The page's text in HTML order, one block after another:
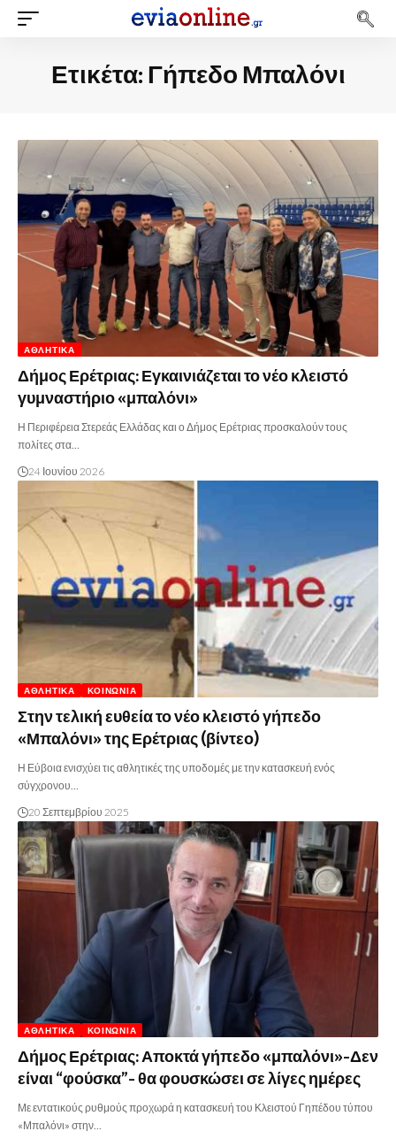
Ετικέτα: Γήπεδο Μπαλόνι
ΑΘΛΗΤΙΚΆ
Δήμος Ερέτριας: Εγκαινιάζεται το νέο κλειστό
γυμναστήριο «μπαλόνι»
Η Περιφέρεια Στερεάς Ελλάδας και ο Δήμος Ερέτριας προσκαλούν τους
πολίτες στα…
24 Ιουνίου 2026
ΑΘΛΗΤΙΚΆ ΚΟΙΝΩΝΊΑ
Στην τελική ευθεία το νέο κλειστό γήπεδο
«Μπαλόνι» της Ερέτριας (βίντεο)
Η Εύβοια ενισχύει τις αθλητικές της υποδομές με την κατασκευή ενός
σύγχρονου…
20 Σεπτεμβρίου 2025
ΑΘΛΗΤΙΚΆ ΚΟΙΝΩΝΊΑ
Δήμος Ερέτριας: Αποκτά γήπεδο «μπαλόνι»-Δεν
είναι “φούσκα”- θα φουσκώσει σε λίγες ημέρες
Με εντατικούς ρυθμούς προχωρά η κατασκευή του Κλειστού Γηπέδου τύπου
«Μπαλόνι» στην…